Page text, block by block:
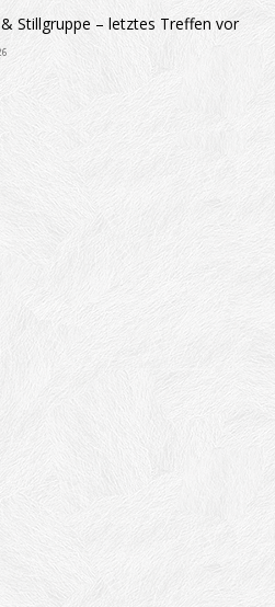
Stillgruppe – letztes Treffen vor